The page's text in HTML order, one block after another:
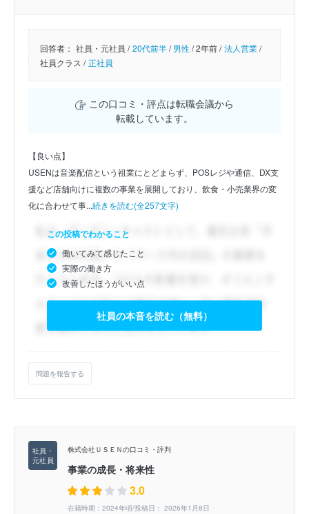
回答者： 社員・元社員 / 20代前半/男性/2年前 / 法人営業/
社員クラス / 正社員
この口コミ・評点は転職会議から
転載しています。
【良い点】
USENは音楽配信という祖業にとどまらず、POSレジや通信、DX支
援など店舗向けに複数の事業を展開しており、飲食・小売業界の変
化に合わせて事...続きを読む(全257文字)
この投稿でわかること
働いてみて感じたこと
実際の働き方
改善したほうがいい点
社員の本音を読む（無料）
問題を報告する
株式会社ＵＳＥＮの口コミ・評判
事業の成長・将来性
3.0
在籍時期：2024年頃/投稿日： 2026年1月8日